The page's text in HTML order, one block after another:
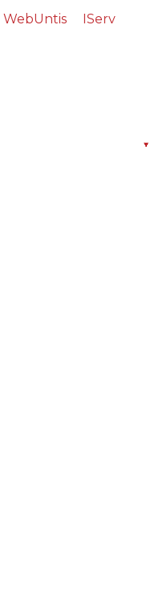
WebUntis IServ